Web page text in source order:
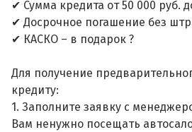
✔ Сумма кредита от 50 000 руб.
✔ Досрочное погашение без
✔ КАСКО – в подарок ?
Для получение
кредиту:
1. Заполните заявку с
Вам ненужно посещать